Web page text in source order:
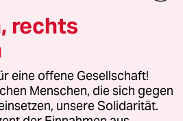
GmbH
Fragen oder für Genehmigungen
rechts
eine offene Gesellschaft!
Menschen, die sich gegen
unsere Solidarität.